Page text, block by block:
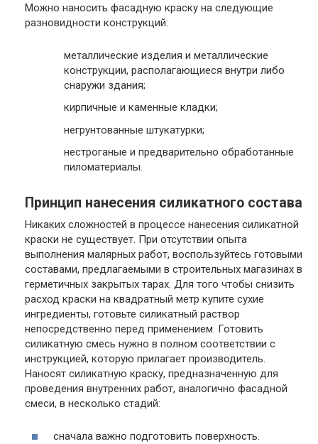
Можно наносить фасадную краску на следующие
разновидности конструкций:
металлические изделия и металлические
конструкции, располагающиеся внутри либо
снаружи здания;
кирпичные и каменные кладки;
негрунтованные штукатурки;
нестроганые и предварительно обработанные
пиломатериалы.
Принцип нанесения силикатного состава
Никаких сложностей в процессе нанесения силикатной
краски не существует. При отсутствии опыта
выполнения малярных работ, воспользуйтесь готовыми
составами, предлагаемыми в строительных магазинах в
герметичных закрытых тарах. Для того чтобы снизить
расход краски на квадратный метр купите сухие
ингредиенты, готовьте силикатный раствор
непосредственно перед применением. Готовить
силикатную смесь нужно в полном соответствии с
инструкцией, которую прилагает производитель.
Наносят силикатную краску, предназначенную для
проведения внутренних работ, аналогично фасадной
смеси, в несколько стадий:
сначала важно подготовить поверхность.